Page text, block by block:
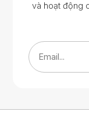
và hoạt động
Email...